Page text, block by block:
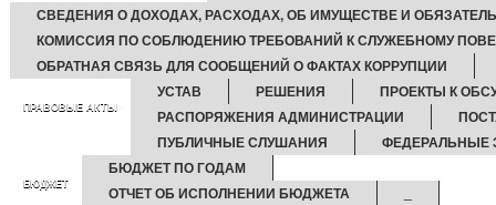
СВЕДЕНИЯ О ДОХОДАХ, РАСХОДАХ, ОБ ИМУЩЕСТВЕ И
КОМИССИЯ ПО СОБЛЮДЕНИЮ ТРЕБОВАНИЙ К СЛУЖЕБНОМУ
ОБРАТНАЯ СВЯЗЬ ДЛЯ СООБЩЕНИЙ О ФАКТАХ КОРРУПЦИИ
ПРАВОВЫЕ АКТЫ
УСТАВ РЕШЕНИЯ
ПРОЕКТЫ К
РАСПОРЯЖЕНИЯ АДМИНИСТРАЦИИ
ПУБЛИЧНЫЕ СЛУШАНИЯ
ФЕДЕРАЛЬНЫЕ
БЮДЖЕТ
БЮДЖЕТ ПО ГОДАМ
ОТЧЕТ ОБ ИСПОЛНЕНИИ БЮДЖЕТА